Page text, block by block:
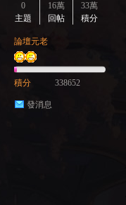
0
主題
16萬
回帖
33萬
積分
論壇元老
積分 338652
發消息